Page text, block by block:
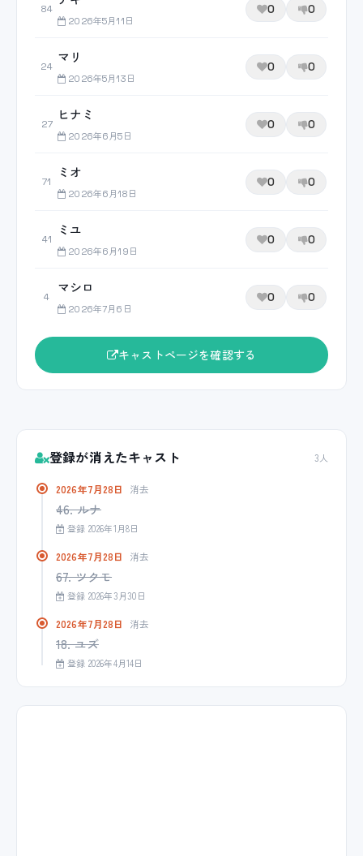
84
2026年5月11日
0 0
24
マリ
2026年5月13日
0 0
27
ヒナミ
2026年6月5日
0 0
71
ミオ
2026年6月18日
0 0
41
ミユ
2026年6月19日
0 0
4
マシロ
2026年7月6日
0 0
キャストページを確認する
登録が消えたキャスト 3人
2026年7月28日 消去
46. ルナ
登録 2026年1月8日
2026年7月28日 消去
67. ツクモ
登録 2026年3月30日
2026年7月28日 消去
18. ユズ
登録 2026年4月14日